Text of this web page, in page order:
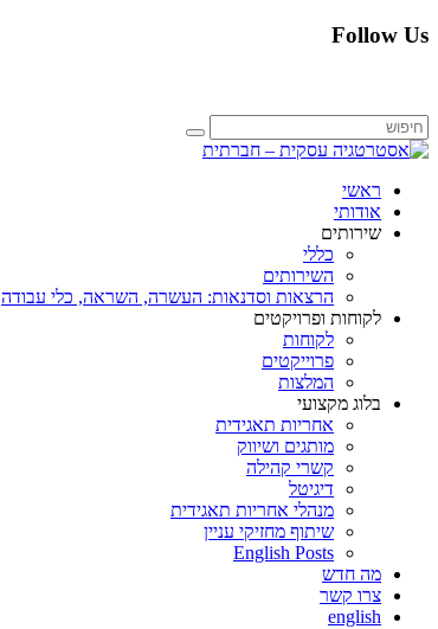
Follow Us
ראשי
אודותי
שירותים
כללי
השירותים
הרצאות וסדנאות: העשרה, השראה, כלי עבודה
לקוחות ופרויקטים
לקוחות
פרוייקטים
המלצות
בלוג מקצועי
אחריות תאגידית
מותגים ושיווק
קשרי קהילה
דיגיטל
מנהלי אחריות תאגידית
שיתוף מחזיקי עניין
English Posts
מה חדש
צרו קשר
english